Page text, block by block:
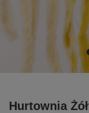
Hurtownia